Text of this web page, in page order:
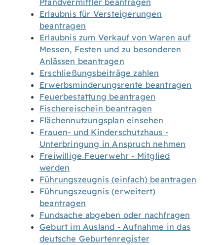
Pfandvermittler beantragen
Erlaubnis für Versteigerungen
beantragen
Erlaubnis zum Verkauf von Waren auf
Messen, Festen und zu besonderen
Anlässen beantragen
Erschließungsbeiträge zahlen
Erwerbsminderungsrente beantragen
Feuerbestattung beantragen
Fischereischein beantragen
Flächennutzungsplan einsehen
Frauen- und Kinderschutzhaus -
Unterbringung in Anspruch nehmen
Freiwillige Feuerwehr - Mitglied
werden
Führungszeugnis (einfach) beantragen
Führungszeugnis (erweitert)
beantragen
Fundsache abgeben oder nachfragen
Geburt im Ausland - Aufnahme in das
deutsche Geburtenregister